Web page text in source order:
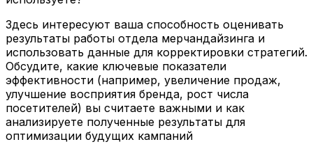
Здесь интересуют ваша способность оценивать
результаты работы отдела мерчандайзинга и
использовать данные для корректировки стратегий.
Обсудите, какие ключевые показатели
эффективности (например, увеличение продаж,
улучшение восприятия бренда, рост числа
посетителей) вы считаете важными и как
анализируете полученные результаты для
оптимизации будущих кампаний